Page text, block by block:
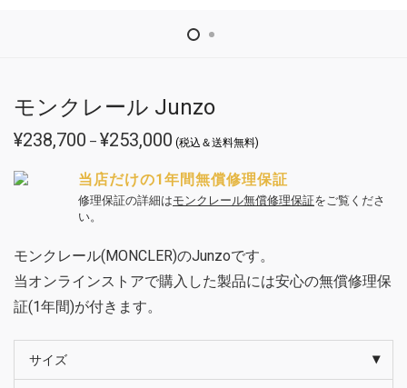
モンクレール Junzo
¥238,700 – ¥253,000 価
格
¥238,700
–
¥253,000
(税込＆送料無料)
当店だけの1年間無償修理保証
修理保証の詳細はモンクレール無償修理保証をご覧くださ
い。
モンクレール(MONCLER)のJunzoです。
当オンラインストアで購入した製品には安心の無償修理保
証(1年間)が付きます。
サイズ